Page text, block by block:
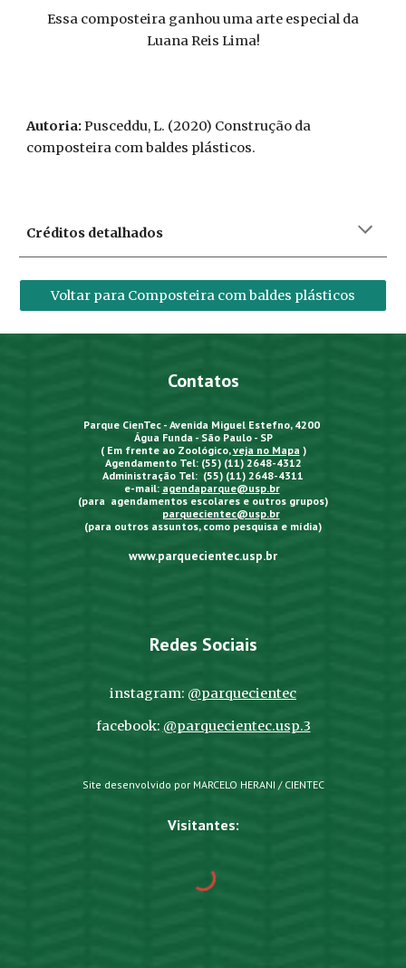
Essa composteira ganhou uma arte especial da
Luana Reis Lima!
Autoria:Pusceddu, L. (2020) Construção da
composteira com baldes plásticos.
Créditos detalhados
Voltar para Composteira com baldes plásticos
Contatos
Parque CienTec - Avenida Miguel Estefno, 4200
Água Funda - São Paulo - SP
( Em frente ao Zoológico,veja no Mapa )
Agendamento Tel: (55) (11) 2648-4312
Administração Tel: (55) (11) 2648-4311
e-mail: agendaparque@usp.br
(para agendamentos escolares e outros grupos)
parquecientec@usp.br
(para outros assuntos, como pesquisa e mídia)
www.parquecientec.usp.br
Redes Sociais
instagram: @parquecientec
facebook: @parquecientec.usp.3
Site desenvolvido por MARCELO HERANI / CIENTEC
Visitantes: